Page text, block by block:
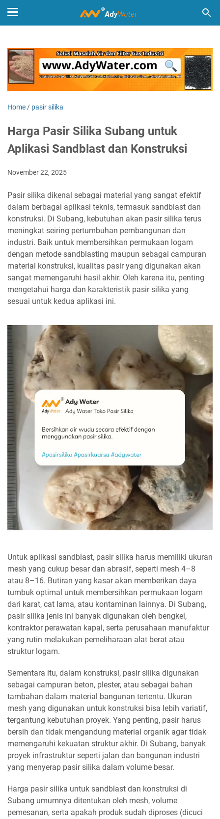
Home / pasir silika
Harga Pasir Silika Subang untuk
Aplikasi Sandblast dan Konstruksi
November 22, 2025
Pasir silika dikenal sebagai material yang sangat efektif
dalam berbagai aplikasi teknis, termasuk sandblast dan
konstruksi. Di Subang, kebutuhan akan pasir silika terus
meningkat seiring pertumbuhan pembangunan dan
industri. Baik untuk membersihkan permukaan logam
dengan metode sandblasting maupun sebagai campuran
material konstruksi, kualitas pasir yang digunakan akan
sangat memengaruhi hasil akhir. Oleh karena itu, penting
mengetahui harga dan karakteristik pasir silika yang
sesuai untuk kedua aplikasi ini.
Untuk aplikasi sandblast, pasir silika harus memiliki ukuran
mesh yang cukup besar dan abrasif, seperti mesh 4–8
atau 8–16. Butiran yang kasar akan memberikan daya
tumbuk optimal untuk membersihkan permukaan logam
dari karat, cat lama, atau kontaminan lainnya. Di Subang,
pasir silika jenis ini banyak digunakan oleh bengkel,
kontraktor perawatan kapal, serta perusahaan manufaktur
yang rutin melakukan pemeliharaan alat berat atau
struktur logam.
Sementara itu, dalam konstruksi, pasir silika digunakan
sebagai campuran beton, plester, atau sebagai bahan
tambahan dalam material bangunan tertentu. Ukuran
mesh yang digunakan untuk konstruksi bisa lebih variatif,
tergantung kebutuhan proyek. Yang penting, pasir harus
bersih dan tidak mengandung material organik agar tidak
memengaruhi kekuatan struktur akhir. Di Subang, banyak
proyek infrastruktur seperti jalan dan bangunan industri
yang menyerap pasir silika dalam volume besar.
Harga pasir silika untuk sandblast dan konstruksi di
Subang umumnya ditentukan oleh mesh, volume
pemesanan, serta apakah produk sudah diproses (dicuci